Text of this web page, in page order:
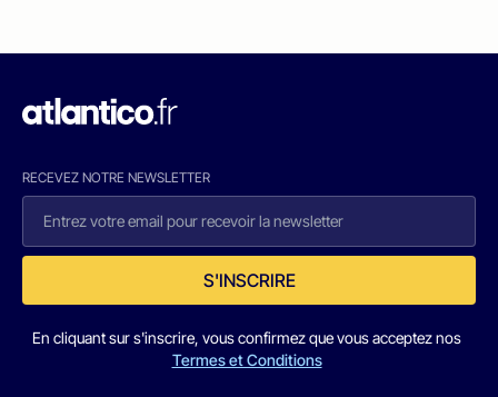
RECEVEZ NOTRE NEWSLETTER
S'INSCRIRE
En cliquant sur s'inscrire, vous confirmez que vous acceptez nos
Termes et Conditions